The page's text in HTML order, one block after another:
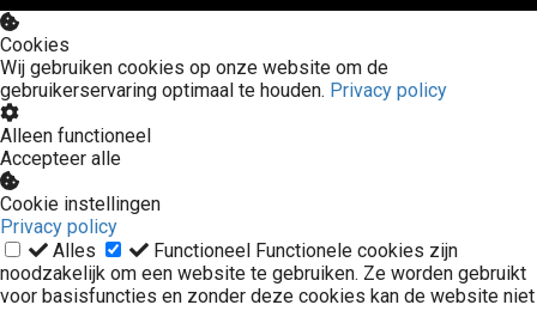
Cookies
Wij gebruiken cookies op onze website om de
gebruikerservaring optimaal te houden. Privacy policy
Alleen functioneel
Accepteer alle
Cookie instellingen
Privacy policy
Alles
Functioneel Functionele cookies zijn
noodzakelijk om een website te gebruiken. Ze worden gebruikt
voor basisfuncties en zonder deze cookies kan de website niet